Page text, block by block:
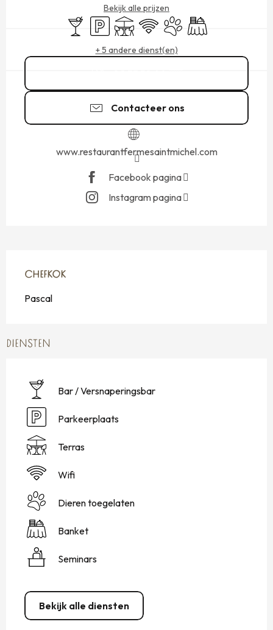
Bekijk alle prijzen
Bar / Versnaperingsbar
Parkeerplaats
Terras Wifi Dieren toegelaten
Banket
+ 5 andere dienst(en)
Contacteer ons
www.restaurantfermesaintmichel.com
Facebook pagina
Instagram pagina
CHEFKOK
CHEFKOK
Pascal
DIENSTEN
Bar / Versnaperingsbar
Parkeerplaats
Terras
Wifi
Dieren toegelaten
Banket
Seminars
Bekijk alle diensten